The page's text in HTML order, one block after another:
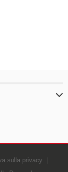
sulla privacy